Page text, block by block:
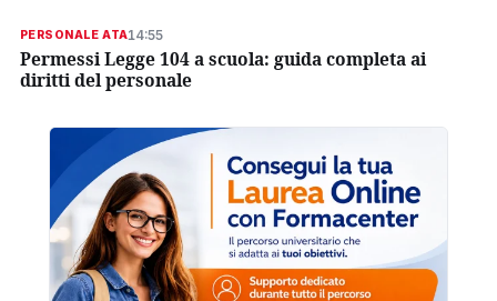
PERSONALE ATA14:55
Permessi Legge 104 a scuola: guida completa ai
diritti del personale